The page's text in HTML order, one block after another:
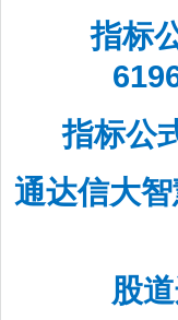
指标
指标公
通达信大
股